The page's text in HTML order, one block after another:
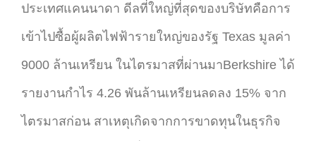
ประเทศแคนนาดา ดีลที่ใหญ่ที่สุดของบริษัทคือการ
เข้าไปซื้อผู้ผลิตไฟฟ้ารายใหญ่ของรัฐ Texas มูลค่า
9000 ล้านเหรียน ในไตรมาสที่ผ่านมาBerkshire ได้
รายงานกำไร 4.26 พันล้านเหรียนลดลง 15% จาก
ไตรมาสก่อน สาเหตุเกิดจากการขาดทุนในธุรกิจ